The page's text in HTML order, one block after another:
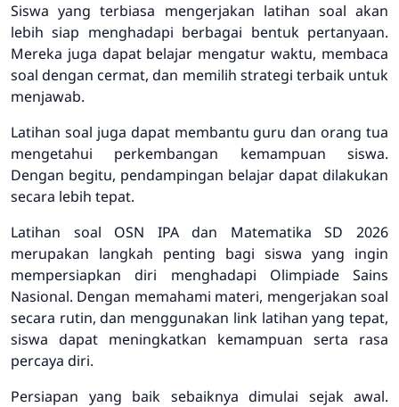
Siswa yang terbiasa mengerjakan latihan soal akan
lebih siap menghadapi berbagai bentuk pertanyaan.
Mereka juga dapat belajar mengatur waktu, membaca
soal dengan cermat, dan memilih strategi terbaik untuk
menjawab.
Latihan soal juga dapat membantu guru dan orang tua
mengetahui perkembangan kemampuan siswa.
Dengan begitu, pendampingan belajar dapat dilakukan
secara lebih tepat.
Latihan soal OSN IPA dan Matematika SD 2026
merupakan langkah penting bagi siswa yang ingin
mempersiapkan diri menghadapi Olimpiade Sains
Nasional. Dengan memahami materi, mengerjakan soal
secara rutin, dan menggunakan link latihan yang tepat,
siswa dapat meningkatkan kemampuan serta rasa
percaya diri.
Persiapan yang baik sebaiknya dimulai sejak awal.